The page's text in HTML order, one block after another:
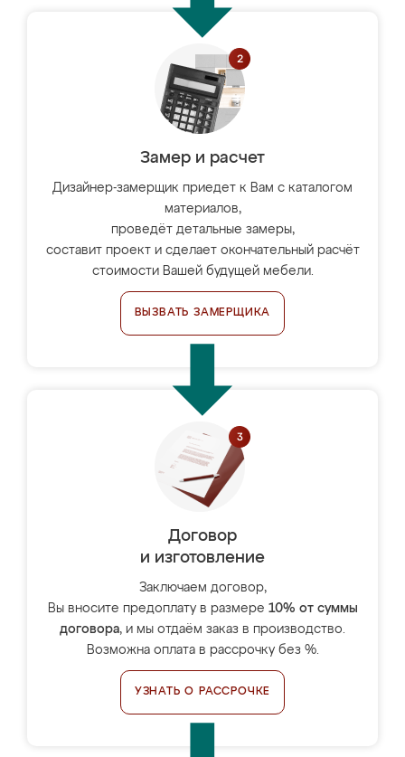
Замер и расчет
Дизайнер-замерщик приедет к Вам с каталогом
материалов,
проведёт детальные замеры,
составит проект и сделает окончательный расчёт
стоимости Вашей будущей мебели.
ВЫЗВАТЬ ЗАМЕРЩИКА
Договор
и изготовление
Заключаем договор,
Вы вносите предоплату в размере 10% от суммы
договора, и мы отдаём заказ в производство.
Возможна оплата в рассрочку без %.
УЗНАТЬ О РАССРОЧКЕ